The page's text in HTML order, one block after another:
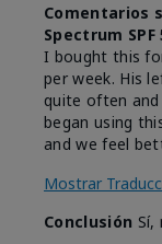
Comentarios
Spectrum SPF
I bought this
per week. His
quite often
began using
and we feel
Mostrar
Conclusión Sí,